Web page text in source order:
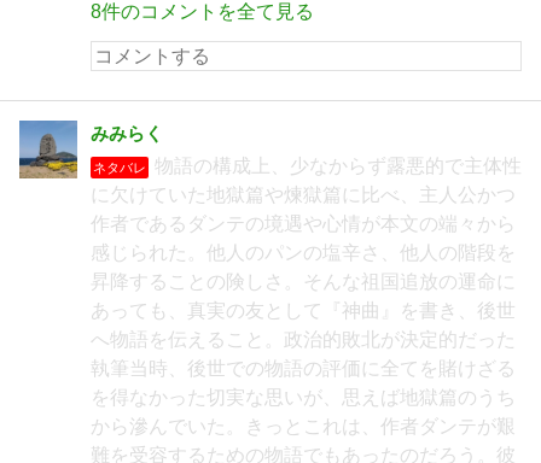
8件のコメントを全て見る
みみらく
ネタバレ
物語の構成上、少なからず露悪的で主体性
に欠けていた地獄篇や煉獄篇に比べ、主人公かつ
作者であるダンテの境遇や心情が本文の端々から
感じられた。他人のパンの塩辛さ、他人の階段を
昇降することの険しさ。そんな祖国追放の運命に
あっても、真実の友として『神曲』を書き、後世
へ物語を伝えること。政治的敗北が決定的だった
執筆当時、後世での物語の評価に全てを賭けざる
を得なかった切実な思いが、思えば地獄篇のうち
から滲んでいた。きっとこれは、作者ダンテが艱
難を受容するための物語でもあったのだろう。彼